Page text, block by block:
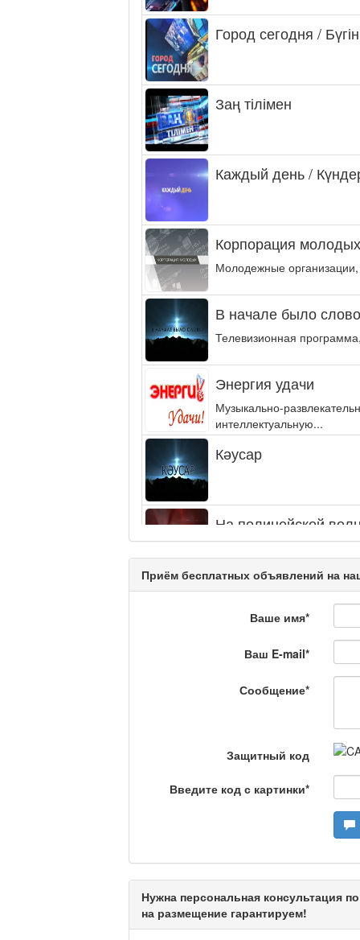
Город сегодня /
Заң тілімен
Каждый день /
Корпорация
Молодежные
В начале было
Телевизионная
Энергия удачи
Музыкально-
интеллектуальную...
Кәусар
На полицейской
Еженедельный обзор
специалистов.
Люди в кадре
Камертон
Актуальный
Кто поможет
Приём бесплатных объявлений на
Ваше имя*
Ваш E-mail*
Сообщение*
Защитный код
Введите код с картинки*
Нужна персональная консультация
на размещение гарантируем!